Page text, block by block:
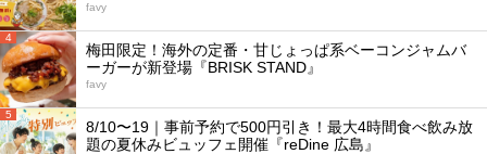
favy
4
梅田限定！海外の定番・甘じょっぱ系ベーコンジャムバ
ーガーが新登場『BRISK STAND』
favy
5
8/10〜19｜事前予約で500円引き！最大4時間食べ飲み放
題の夏休みビュッフェ開催『reDine 広島』